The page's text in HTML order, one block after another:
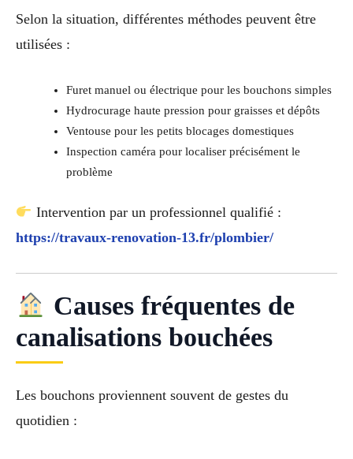
Selon la situation, différentes méthodes peuvent être
utilisées :
Furet manuel ou électrique pour les bouchons simples
Hydrocurage haute pression pour graisses et dépôts
Ventouse pour les petits blocages domestiques
Inspection caméra pour localiser précisément le
problème
Intervention par un professionnel qualifié :
https://travaux-renovation-13.fr/plombier/
Causes fréquentes de
canalisations bouchées
Les bouchons proviennent souvent de gestes du
quotidien :